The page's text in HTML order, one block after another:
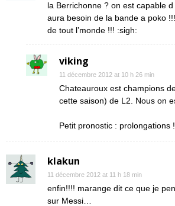
la Berrichonne ? on est capable
aura besoin de la bande a poko
de tout l’monde !!! :sigh:
viking
11 décembre 2012 at 10 h 26 min
Chateauroux est champions
cette saison) de L2. Nous on
Petit pronostic : prolongations
klakun
11 décembre 2012 at 11 h 18 min
enfin!!!! marange dit ce que je
sur Messi…